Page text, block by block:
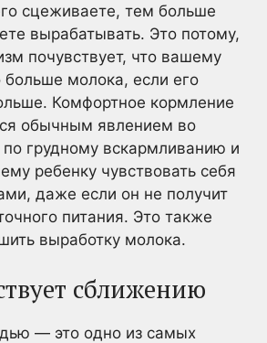
сцеживаете, тем больше
вырабатывать. Это потому,
почувствует, что вашему
больше молока, если его
Комфортное кормление
обычным явлением во
по грудному вскармливанию и
ребенку чувствовать себя
даже если он не получит
питания. Это также
выработку молока.
сближению
— это одно из самых